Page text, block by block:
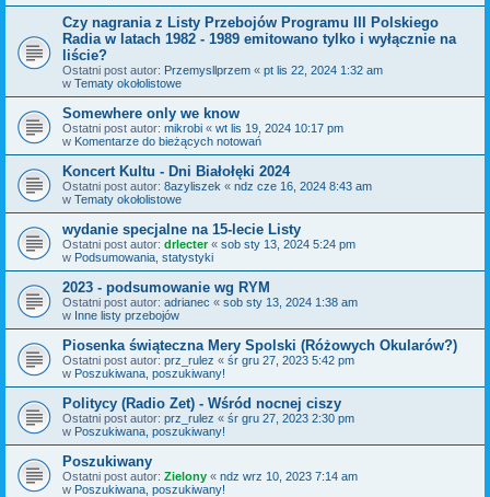
Czy nagrania z Listy Przebojów Programu III Polskiego
Radia w latach 1982 - 1989 emitowano tylko i wyłącznie na
liście?
Ostatni post autor: Przemysllprzem « pt lis 22, 2024 1:32 am
w Tematy okołolistowe
Somewhere only we know
Ostatni post autor: mikrobi « wt lis 19, 2024 10:17 pm
w Komentarze do bieżących notowań
Koncert Kultu - Dni Białołęki 2024
Ostatni post autor: 8azyliszek « ndz cze 16, 2024 8:43 am
w Tematy okołolistowe
wydanie specjalne na 15-lecie Listy
Ostatni post autor: drlecter« sob sty 13, 2024 5:24 pm
w Podsumowania, statystyki
2023 - podsumowanie wg RYM
Ostatni post autor: adrianec « sob sty 13, 2024 1:38 am
w Inne listy przebojów
Piosenka świąteczna Mery Spolski (Różowych Okularów?)
Ostatni post autor: prz_rulez « śr gru 27, 2023 5:42 pm
w Poszukiwana, poszukiwany!
Politycy (Radio Zet) - Wśród nocnej ciszy
Ostatni post autor: prz_rulez « śr gru 27, 2023 2:30 pm
w Poszukiwana, poszukiwany!
Poszukiwany
Ostatni post autor: Zielony « ndz wrz 10, 2023 7:14 am
w Poszukiwana, poszukiwany!